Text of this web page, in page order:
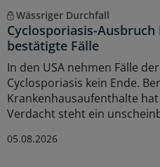
Wässriger Durchfall
Cyclosporiasis-Ausbruch
bestätigte Fälle
In den USA nehmen Fälle
Cyclosporiasis kein Ende.
Krankenhausaufenthalte
Verdacht steht ein
05.08.2026